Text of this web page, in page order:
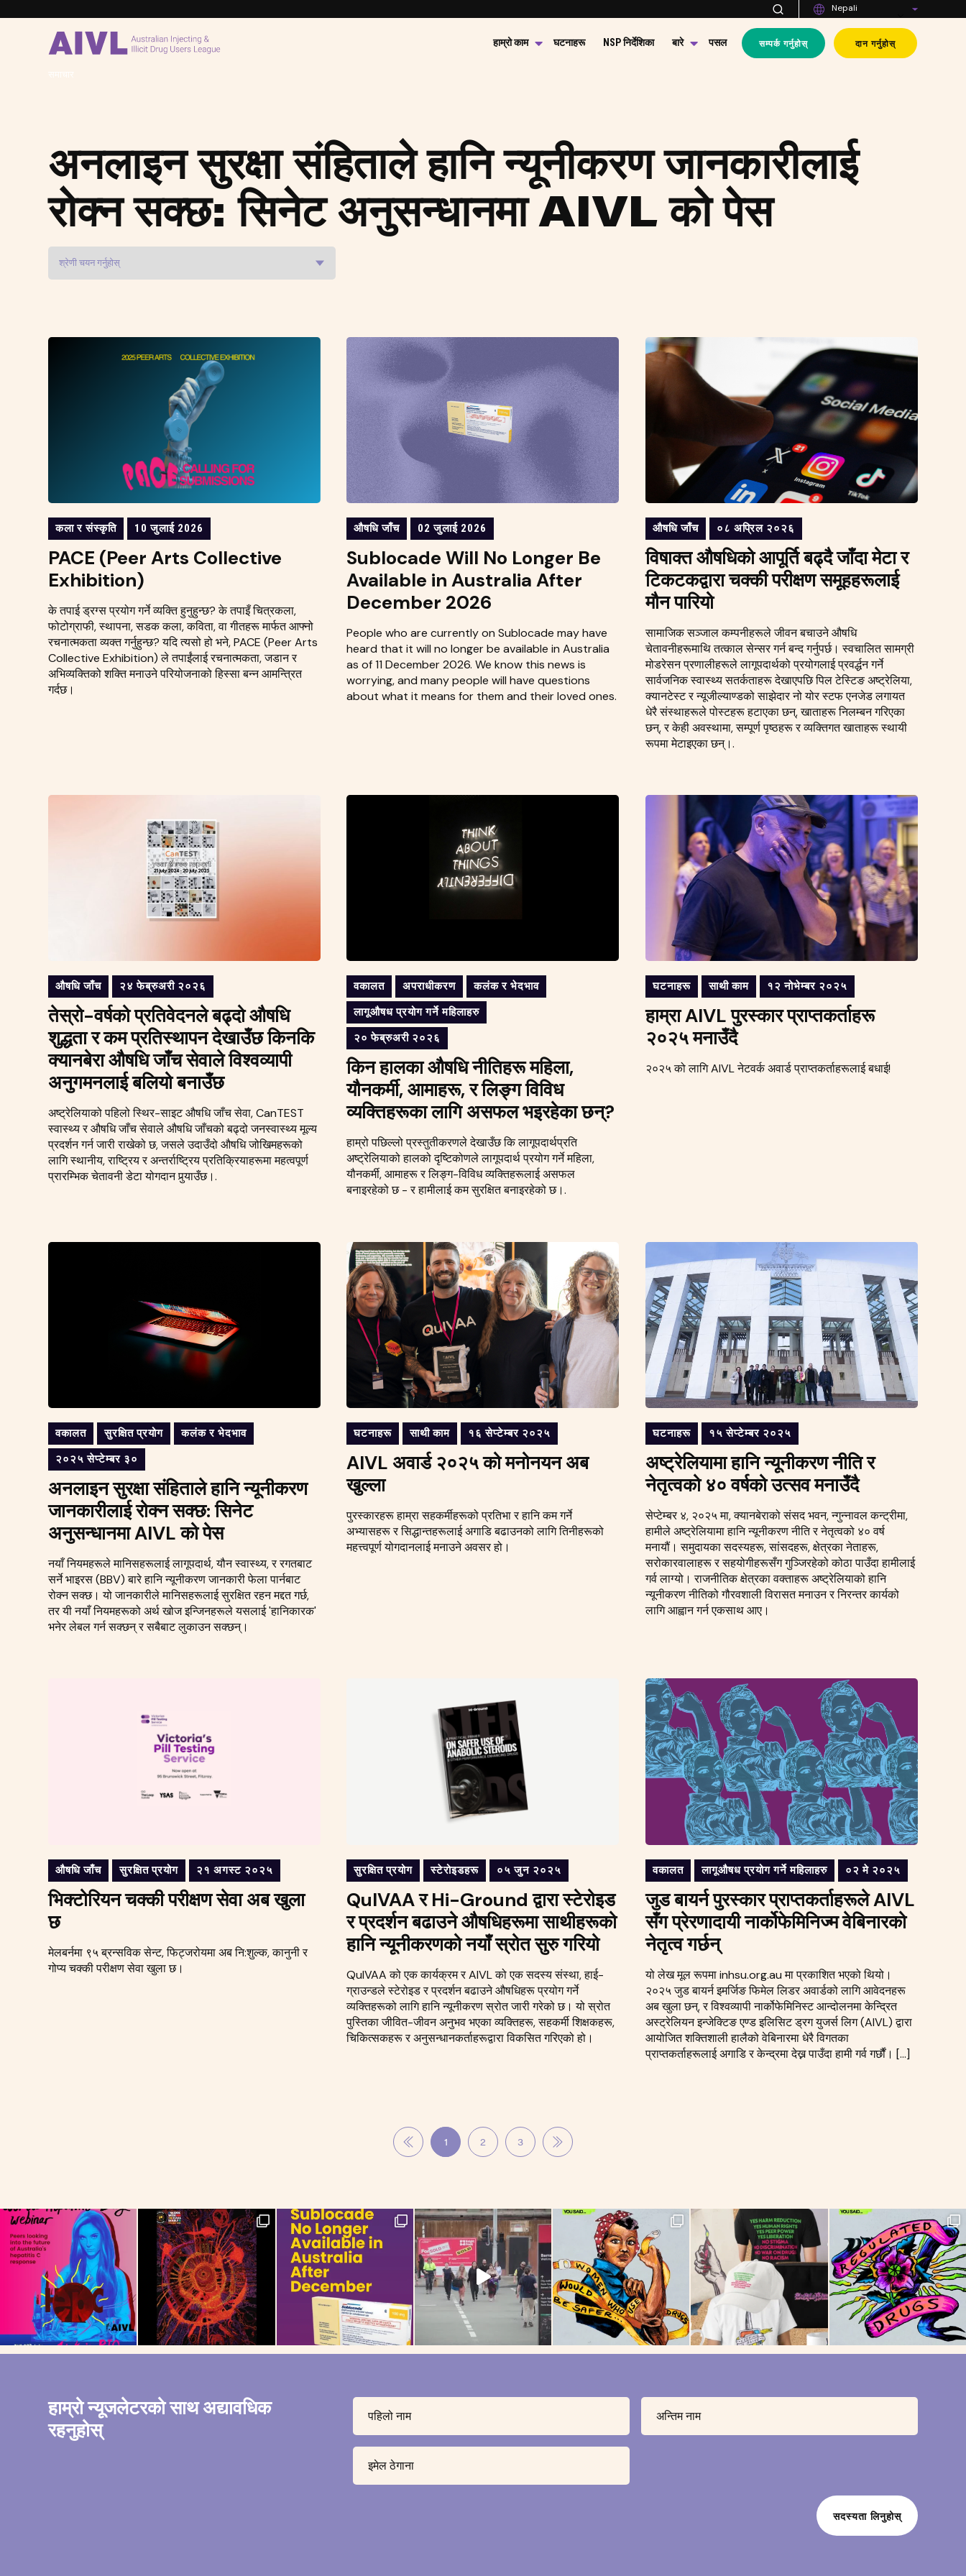
Nepali
हाम्रो काम घटनाहरू NSP निर्देशिका बारे पसल सम्पर्क गर्नुहोस् दान गर्नुहोस्
अनलाइन सुरक्षा संहिताले हानि न्यूनीकरण जानकारीलाई
रोक्न सक्छ: सिनेट अनुसन्धानमा AIVL को पेस
कला र संस्कृति 10 जुलाई 2026
PACE (Peer Arts Collective
Exhibition)
के तपाई ड्रग्स प्रयोग गर्ने व्यक्ति हुनुहुन्छ? के तपाइँ चित्रकला,
फोटोग्राफी, स्थापना, सडक कला, कविता, वा गीतहरू मार्फत आफ्नो
रचनात्मकता व्यक्त गर्नुहुन्छ? यदि त्यसो हो भने, PACE (Peer Arts
Collective Exhibition) ले तपाईंलाई रचनात्मकता, जडान र
अभिव्यक्तिको शक्ति मनाउने परियोजनाको हिस्सा बन्न आमन्त्रित
गर्दछ।
औषधि जाँच 02 जुलाई 2026
Sublocade Will No Longer Be
Available in Australia After
December 2026
People who are currently on Sublocade may have
heard that it will no longer be available in Australia
as of 11 December 2026. We know this news is
worrying, and many people will have questions
about what it means for them and their loved ones.
औषधि जाँच ०८ अप्रिल २०२६
विषाक्त औषधिको आपूर्ति बढ्दै जाँदा मेटा र
टिकटकद्वारा चक्की परीक्षण समूहहरूलाई
मौन पारियो
सामाजिक सञ्जाल कम्पनीहरूले जीवन बचाउने औषधि
चेतावनीहरूमाथि तत्काल सेन्सर गर्न बन्द गर्नुपर्छ। स्वचालित सामग्री
मोडरेसन प्रणालीहरूले लागूपदार्थको प्रयोगलाई प्रवर्द्धन गर्ने
सार्वजनिक स्वास्थ्य सतर्कताहरू देखाएपछि पिल टेस्टिङ अष्ट्रेलिया,
क्यानटेस्ट र न्यूजील्याण्डको साझेदार नो योर स्टफ एनजेड लगायत
धेरै संस्थाहरूले पोस्टहरू हटाएका छन्, खाताहरू निलम्बन गरिएका
छन्, र केही अवस्थामा, सम्पूर्ण पृष्ठहरू र व्यक्तिगत खाताहरू स्थायी
रूपमा मेटाइएका छन्।.
औषधि जाँच २४ फेब्रुअरी २०२६
तेस्रो-वर्षको प्रतिवेदनले बढ्दो औषधि
शुद्धता र कम प्रतिस्थापन देखाउँछ किनकि
क्यानबेरा औषधि जाँच सेवाले विश्वव्यापी
अनुगमनलाई बलियो बनाउँछ
अष्ट्रेलियाको पहिलो स्थिर-साइट औषधि जाँच सेवा, CanTEST
स्वास्थ्य र औषधि जाँच सेवाले औषधि जाँचको बढ्दो जनस्वास्थ्य मूल्य
प्रदर्शन गर्न जारी राखेको छ, जसले उदाउँदो औषधि जोखिमहरूको
लागि स्थानीय, राष्ट्रिय र अन्तर्राष्ट्रिय प्रतिक्रियाहरूमा महत्वपूर्ण
प्रारम्भिक चेतावनी डेटा योगदान पुर्‍याउँछ।.
वकालत अपराधीकरण
कलंक र भेदभाव
लागूऔषध प्रयोग गर्ने महिलाहरु
२० फेब्रुअरी २०२६
किन हालका औषधि नीतिहरू महिला,
यौनकर्मी, आमाहरू, र लिङ्ग विविध
व्यक्तिहरूका लागि असफल भइरहेका छन्?
हाम्रो पछिल्लो प्रस्तुतीकरणले देखाउँछ कि लागूपदार्थप्रति
अष्ट्रेलियाको हालको दृष्टिकोणले लागूपदार्थ प्रयोग गर्ने महिला,
यौनकर्मी, आमाहरू र लिङ्ग-विविध व्यक्तिहरूलाई असफल
बनाइरहेको छ - र हामीलाई कम सुरक्षित बनाइरहेको छ।.
घटनाहरू साथी काम १२ नोभेम्बर २०२५
हाम्रा AIVL पुरस्कार प्राप्तकर्ताहरू
२०२५ मनाउँदै
२०२५ को लागि AIVL नेटवर्क अवार्ड प्राप्तकर्ताहरूलाई बधाई!
वकालत सुरक्षित प्रयोग
कलंक र भेदभाव
२०२५ सेप्टेम्बर ३०
अनलाइन सुरक्षा संहिताले हानि न्यूनीकरण
जानकारीलाई रोक्न सक्छ: सिनेट
अनुसन्धानमा AIVL को पेस
नयाँ नियमहरूले मानिसहरूलाई लागूपदार्थ, यौन स्वास्थ्य, र रगतबाट
सर्ने भाइरस (BBV) बारे हानि न्यूनीकरण जानकारी फेला पार्नबाट
रोक्न सक्छ। यो जानकारीले मानिसहरूलाई सुरक्षित रहन मद्दत गर्छ,
तर यी नयाँ नियमहरूको अर्थ खोज इन्जिनहरूले यसलाई 'हानिकारक'
भनेर लेबल गर्न सक्छन् र सबैबाट लुकाउन सक्छन्।
घटनाहरू साथी काम १६ सेप्टेम्बर २०२५
AIVL अवार्ड २०२५ को मनोनयन अब
खुल्ला
पुरस्कारहरू हाम्रा सहकर्मीहरूको प्रतिभा र हानि कम गर्ने
अभ्यासहरू र सिद्धान्तहरूलाई अगाडि बढाउनको लागि तिनीहरूको
महत्त्वपूर्ण योगदानलाई मनाउने अवसर हो।
घटनाहरू १५ सेप्टेम्बर २०२५
अष्ट्रेलियामा हानि न्यूनीकरण नीति र
नेतृत्वको ४० वर्षको उत्सव मनाउँदै
सेप्टेम्बर ४, २०२५ मा, क्यानबेराको संसद भवन, न्गुन्नावल कन्ट्रीमा,
हामीले अष्ट्रेलियामा हानि न्यूनीकरण नीति र नेतृत्वको ४० वर्ष
मनायौं। समुदायका सदस्यहरू, सांसदहरू, क्षेत्रका नेताहरू,
सरोकारवालाहरू र सहयोगीहरूसँग गुञ्जिरहेको कोठा पाउँदा हामीलाई
गर्व लाग्यो। राजनीतिक क्षेत्रका वक्ताहरू अष्ट्रेलियाको हानि
न्यूनीकरण नीतिको गौरवशाली विरासत मनाउन र निरन्तर कार्यको
लागि आह्वान गर्न एकसाथ आए।
औषधि जाँच सुरक्षित प्रयोग २१ अगस्ट २०२५
भिक्टोरियन चक्की परीक्षण सेवा अब खुला
छ
मेलबर्नमा ९५ ब्रन्सविक सेन्ट, फिट्जरोयमा अब नि:शुल्क, कानुनी र
गोप्य चक्की परीक्षण सेवा खुला छ।
सुरक्षित प्रयोग स्टेरोइडहरू ०५ जुन २०२५
QuIVAA र Hi-Ground द्वारा स्टेरोइड
र प्रदर्शन बढाउने औषधिहरूमा साथीहरूको
हानि न्यूनीकरणको नयाँ स्रोत सुरु गरियो
QuIVAA को एक कार्यक्रम र AIVL को एक सदस्य संस्था, हाई-
ग्राउन्डले स्टेरोइड र प्रदर्शन बढाउने औषधिहरू प्रयोग गर्ने
व्यक्तिहरूको लागि हानि न्यूनीकरण स्रोत जारी गरेको छ। यो स्रोत
पुस्तिका जीवित-जीवन अनुभव भएका व्यक्तिहरू, सहकर्मी शिक्षकहरू,
चिकित्सकहरू र अनुसन्धानकर्ताहरूद्वारा विकसित गरिएको हो।
वकालत लागूऔषध प्रयोग गर्ने महिलाहरु ०२ मे २०२५
जुड बायर्न पुरस्कार प्राप्तकर्ताहरूले AIVL
सँग प्रेरणादायी नार्कोफेमिनिज्म वेबिनारको
नेतृत्व गर्छन्
यो लेख मूल रूपमा inhsu.org.au मा प्रकाशित भएको थियो।
२०२५ जुड बायर्न इमर्जिङ फिमेल लिडर अवार्डको लागि आवेदनहरू
अब खुला छन्, र विश्वव्यापी नार्कोफेमिनिस्ट आन्दोलनमा केन्द्रित
अस्ट्रेलियन इन्जेक्टिङ एण्ड इलिसिट ड्रग युजर्स लिग (AIVL) द्वारा
आयोजित शक्तिशाली हालैको वेबिनारमा धेरै विगतका
प्राप्तकर्ताहरूलाई अगाडि र केन्द्रमा देख्न पाउँदा हामी गर्व गर्छौं। […]
1 2 3
हाम्रो न्यूजलेटरको साथ अद्यावधिक
रहनुहोस्